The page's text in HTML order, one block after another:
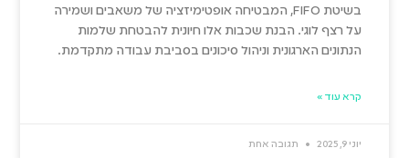
בשיטת FIFO, המבטיחה אופטימיזציה של משאבים ושמירה
על רצף לוגי. הבנת שכבות אלו חיונית להבטחת שלמות
הנתונים הארגונית וניהול סיכונים בסביבת עבודה מתקדמת.
קרא עוד »
יוני 9, 2025 תגובה אחת